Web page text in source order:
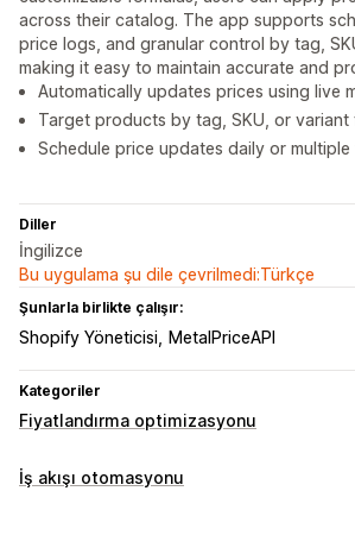
across their catalog. The app supports
price logs, and granular control by tag,
making it easy to maintain accurate and
Automatically updates prices using live
Target products by tag, SKU, or variant
Schedule price updates daily or
Diller
İngilizce
Bu uygulama şu dile çevrilmedi:Türkçe
Şunlarla birlikte çalışır:
Shopify Yöneticisi MetalPriceAPI
Kategoriler
Fiyatlandırma optimizasyonu
Fiyatlandırma yönetimi
İş akışı otomasyonu